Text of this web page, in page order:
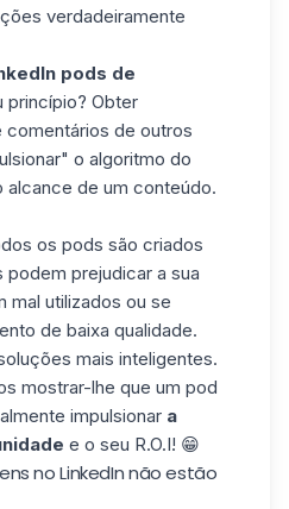
verdadeiramente
pods de
princípio? Obter
de outros
o algoritmo do
alcance de um conteúdo.
os pods são criados
podem prejudicar a sua
mal utilizados ou se
de baixa qualidade.
mais inteligentes.
mostrar-lhe que um pod
impulsionar a
e o seu R.O.I! 😁
no LinkedIn não estão